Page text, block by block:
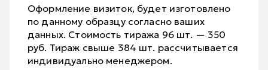
Оформление визиток, будет изготовлено
по данному образцу согласно ваших
данных. Стоимость тиража 96 шт. — 350
руб. Тираж свыше 384 шт. рассчитывается
индивидуально менеджером.